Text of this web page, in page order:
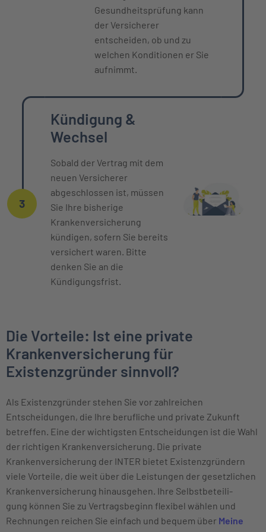
Gesundheitsprüfung kann
der Versicherer
entscheiden, ob und zu
welchen Konditionen er Sie
aufnimmt.
3
Kündigung &
Wechsel
Sobald der Vertrag mit dem
neuen Versicherer
abgeschlossen ist, müssen
Sie Ihre bisherige
Krankenversicherung
kündigen, sofern Sie bereits
versichert waren. Bitte
denken Sie an die
Kündigungsfrist.
Die Vorteile: Ist eine private
Krankenversicherung für
Existenzgründer sinnvoll?
Als Existenzgründer stehen Sie vor zahlreichen
Entscheidungen, die Ihre berufliche und private Zukunft
betreffen. Eine der wichtigsten Entscheidungen ist die Wahl
der richtigen Krankenversicherung. Die private
Krankenversicherung der INTER bietet Existenzgründern
viele Vorteile, die weit über die Leistungen der gesetzlichen
Krankenversicherung hinausgehen. Ihre Selbst­beteili­
gung können Sie zu Vertrags­beginn flexibel wählen und
Rechnungen reichen Sie einfach und bequem über Meine